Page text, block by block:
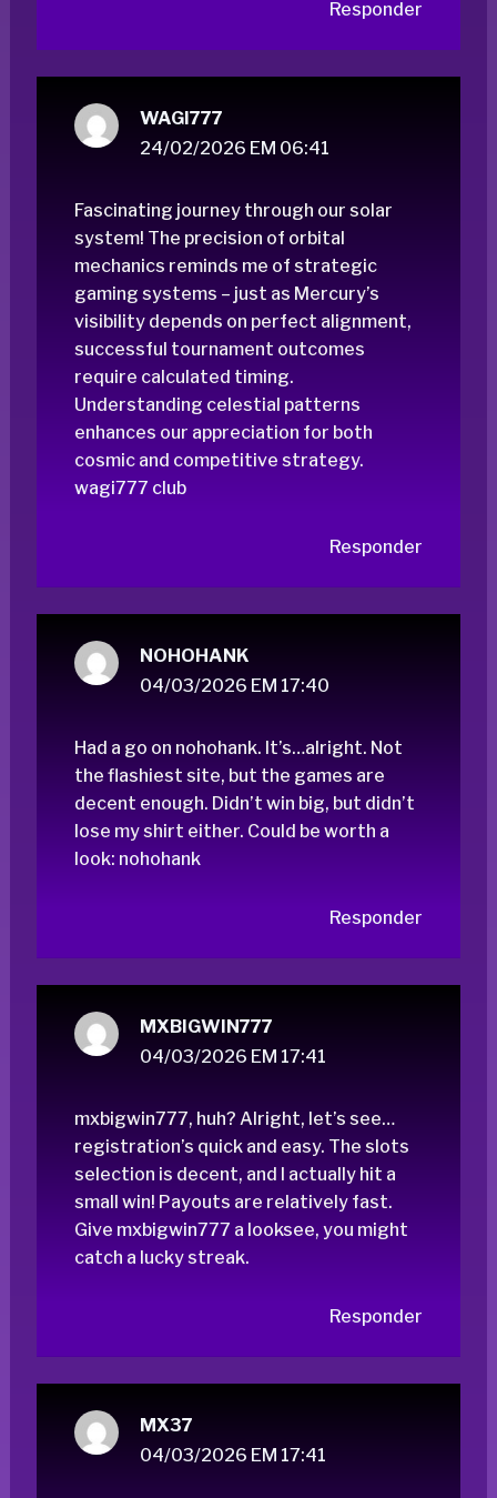
Responder
WAGI777
24/02/2026 EM 06:41
Fascinating journey through our solar
system! The precision of orbital
mechanics reminds me of strategic
gaming systems – just as Mercury’s
visibility depends on perfect alignment,
successful tournament outcomes
require calculated timing.
Understanding celestial patterns
enhances our appreciation for both
cosmic and competitive strategy.
wagi777 club
Responder
NOHOHANK
04/03/2026 EM 17:40
Had a go on nohohank. It’s…alright. Not
the flashiest site, but the games are
decent enough. Didn’t win big, but didn’t
lose my shirt either. Could be worth a
look: nohohank
Responder
MXBIGWIN777
04/03/2026 EM 17:41
mxbigwin777, huh? Alright, let’s see…
registration’s quick and easy. The slots
selection is decent, and I actually hit a
small win! Payouts are relatively fast.
Give mxbigwin777 a looksee, you might
catch a lucky streak.
Responder
MX37
04/03/2026 EM 17:41